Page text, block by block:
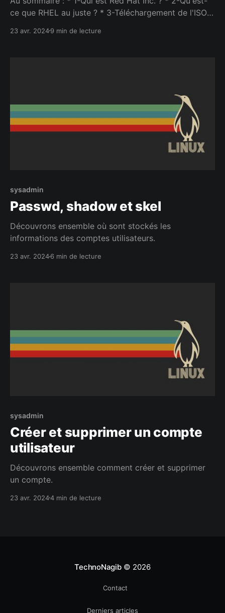
ce que RHEL au juste ? * 3-Téléchargement de l'ISO *
6-Enregistrement et souscription aux services Red
23 avr. 20249 min de lecture
sysadmin
Passwd, shadow et skel
Découvrons ensemble où sont stockés les
informations des comptes utilisateurs.
23 avr. 20246 min de lecture
sysadmin
Créer et supprimer un compte
utilisateur
Découvrons ensemble comment créer et supprimer
un compte.
23 avr. 20244 min de lecture
TechnoNagib© 2026
Contact
Derniers articles